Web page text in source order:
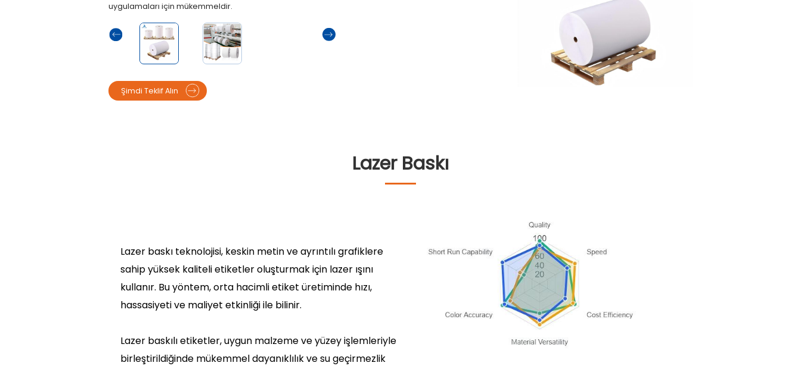
uygulamaları için mükemmeldir.
Şimdi Teklif Alın
Lazer Baskı
Lazer baskı teknolojisi, keskin metin ve ayrıntılı grafiklere
sahip yüksek kaliteli etiketler oluşturmak için lazer ışını
kullanır. Bu yöntem, orta hacimli etiket üretiminde hızı,
hassasiyeti ve maliyet etkinliği ile bilinir.
Lazer baskılı etiketler, uygun malzeme ve yüzey işlemleriyle
birleştirildiğinde mükemmel dayanıklılık ve su geçirmezlik